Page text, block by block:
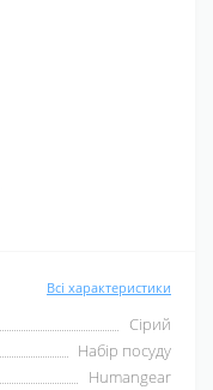
Всі характеристики
Сірий
Набір посуду
Humangear